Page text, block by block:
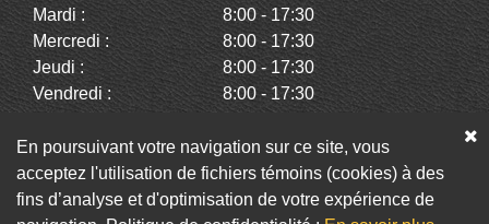
Mardi :
8:00 - 17:30
Mercredi :
8:00 - 17:30
Jeudi :
8:00 - 17:30
Vendredi :
8:00 - 17:30
Dimanche :
Fermé
Facebook Twitter Infolettre
En poursuivant votre navigation sur ce site, vous
acceptez l'utilisation de fichiers témoins (cookies) à des
fins d’analyse et d'optimisation de votre expérience de